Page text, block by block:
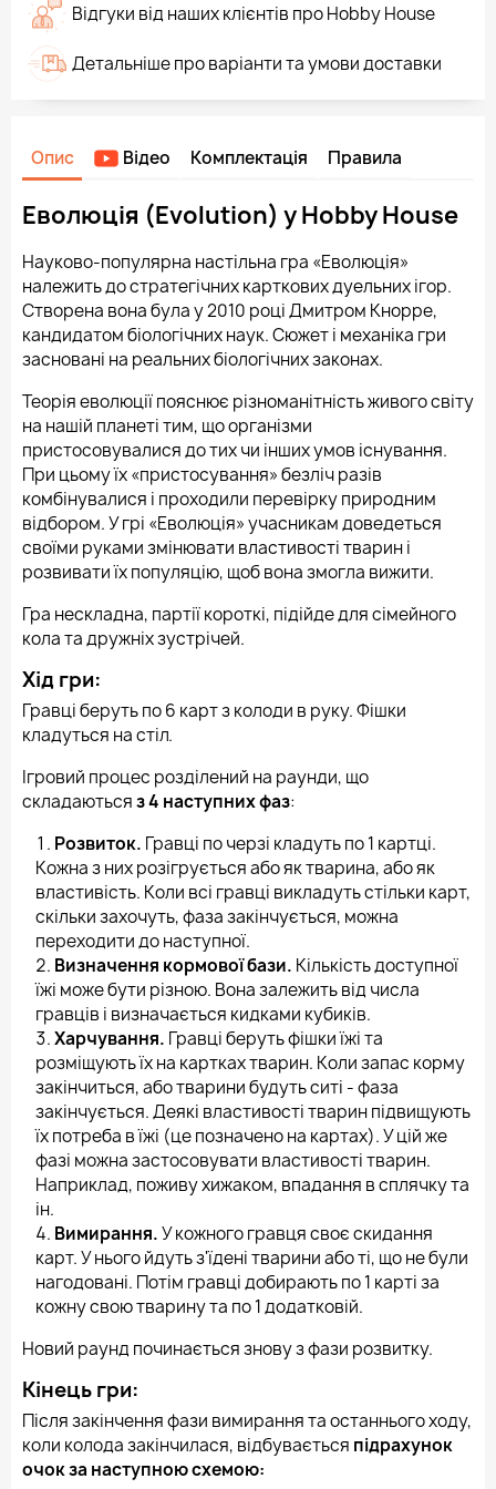
Відгуки від наших клієнтів про Hobby House
Детальніше про варіанти та умови доставки
Опис Відео Комплектація Правила
Еволюція (Evolution) у Hobby House
Науково-популярна настільна гра «Еволюція»
належить до стратегічних карткових дуельних ігор.
Створена вона була у 2010 році Дмитром Кнорре,
кандидатом біологічних наук. Сюжет і механіка гри
засновані на реальних біологічних законах.
Теорія еволюції пояснює різноманітність живого світу
на нашій планеті тим, що організми
пристосовувалися до тих чи інших умов існування.
При цьому їх «пристосування» безліч разів
комбінувалися і проходили перевірку природним
відбором. У грі «Еволюція» учасникам доведеться
своїми руками змінювати властивості тварин і
розвивати їх популяцію, щоб вона змогла вижити.
Гра нескладна, партії короткі, підійде для сімейного
кола та дружніх зустрічей.
Хід гри:
Гравці беруть по 6 карт з колоди в руку. Фішки
кладуться на стіл.
Ігровий процес розділений на раунди, що
складаютьсяз 4 наступних фаз:
Розвиток. Гравці по черзі кладуть по 1 картці.
Кожна з них розігрується або як тварина, або як
властивість. Коли всі гравці викладуть стільки карт,
скільки захочуть, фаза закінчується, можна
переходити до наступної.
Визначення кормової бази. Кількість доступної
їжі може бути різною. Вона залежить від числа
гравців і визначається кидками кубиків.
Харчування. Гравці беруть фішки їжі та
розміщують їх на картках тварин. Коли запас корму
закінчиться, або тварини будуть ситі - фаза
закінчується. Деякі властивості тварин підвищують
їх потреба в їжі (це позначено на картах). У цій же
фазі можна застосовувати властивості тварин.
Наприклад, поживу хижаком, впадання в сплячку та
ін.
Вимирання.У кожного гравця своє скидання
карт. У нього йдуть з'їдені тварини або ті, що не були
нагодовані. Потім гравці добирають по 1 карті за
кожну свою тварину та по 1 додатковій.
Новий раунд починається знову з фази розвитку.
Кінець гри:
Після закінчення фази вимирання та останнього ходу,
коли колода закінчилася, відбувається підрахунок
очок за наступною схемою: